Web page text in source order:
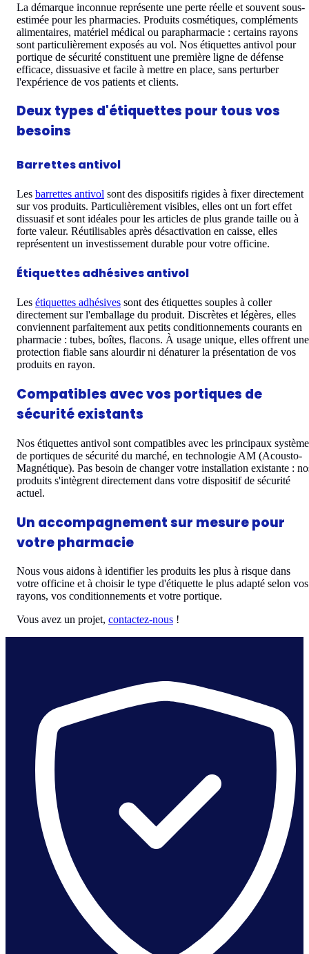
La démarque inconnue représente une perte réelle et souvent sous-
estimée pour les pharmacies. Produits cosmétiques, compléments
alimentaires, matériel médical ou parapharmacie : certains rayons
sont particulièrement exposés au vol. Nos étiquettes antivol pour
portique de sécurité constituent une première ligne de défense
efficace, dissuasive et facile à mettre en place, sans perturber
l'expérience de vos patients et clients.
Deux types d'étiquettes pour tous vos
besoins
Barrettes antivol
Les barrettes antivol sont des dispositifs rigides à fixer directement
sur vos produits. Particulièrement visibles, elles ont un fort effet
dissuasif et sont idéales pour les articles de plus grande taille ou à
forte valeur. Réutilisables après désactivation en caisse, elles
représentent un investissement durable pour votre officine.
Étiquettes adhésives antivol
Les étiquettes adhésives sont des étiquettes souples à coller
directement sur l'emballage du produit. Discrètes et légères, elles
conviennent parfaitement aux petits conditionnements courants en
pharmacie : tubes, boîtes, flacons. À usage unique, elles offrent une
protection fiable sans alourdir ni dénaturer la présentation de vos
produits en rayon.
Compatibles avec vos portiques de
sécurité existants
Nos étiquettes antivol sont compatibles avec les principaux
de portiques de sécurité du marché, en technologie AM (Acousto-
Magnétique). Pas besoin de changer votre installation existante :
produits s'intègrent directement dans votre dispositif de sécurité
actuel.
Un accompagnement sur mesure pour
votre pharmacie
Nous vous aidons à identifier les produits les plus à risque dans
votre officine et à choisir le type d'étiquette le plus adapté selon vos
rayons, vos conditionnements et votre portique.
Vous avez un projet, contactez-nous !